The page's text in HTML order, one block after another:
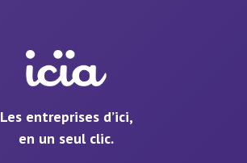
Les entreprises d’ici,
en un seul clic.